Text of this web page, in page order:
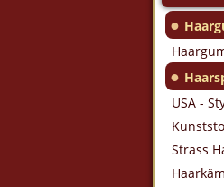
●
●
USA -
Strass